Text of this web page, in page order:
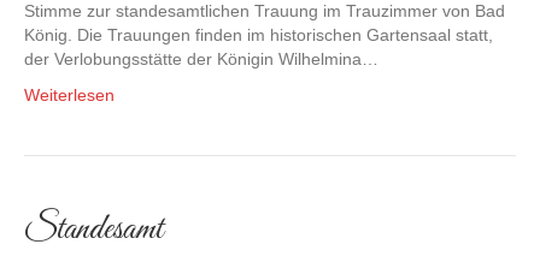
Stimme zur standesamtlichen Trauung im Trauzimmer von Bad
König. Die Trauungen finden im historischen Gartensaal statt,
der Verlobungsstätte der Königin Wilhelmina…
Weiterlesen
Standesamt